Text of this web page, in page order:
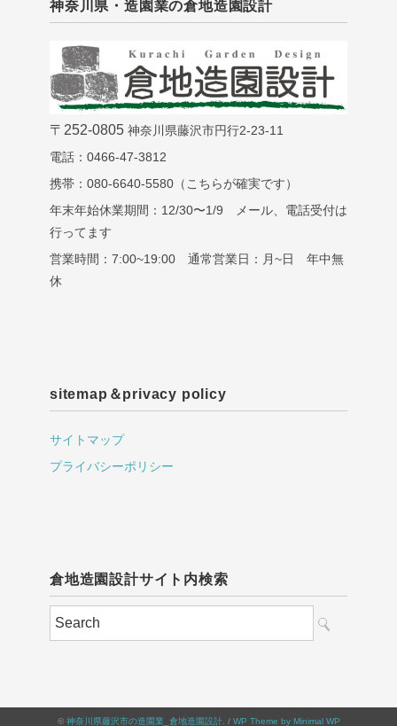
神奈川県・造園業の倉地造園設計
〒252-0805 神奈川県藤沢市円行2-23-11
電話：0466-47-3812
携帯：080-6640-5580（こちらが確実です）
年末年始休業期間：12/30〜1/9 メール、電話受付は
行ってます
営業時間：7:00~19:00 通常営業日：月~日 年中無
休
sitemap＆privacy policy
サイトマップ
プライバシーポリシー
倉地造園設計サイト内検索
© 神奈川県藤沢市の造園業_倉地造園設計. / WP Theme by Minimal WP